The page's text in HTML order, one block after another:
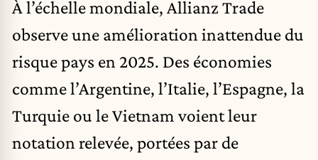
À l’échelle mondiale, Allianz Trade
observe une amélioration inattendue du
risque pays en 2025. Des économies
comme l’Argentine, l’Italie, l’Espagne, la
Turquie ou le Vietnam voient leur
notation relevée, portées par de